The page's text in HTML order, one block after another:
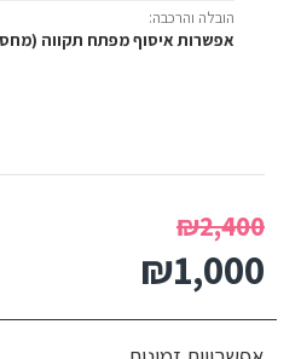
הכוורת משלימה את השולחן
מקום נוסף בחדר.
שתי מגירות רחבות על מסילות
חלקה – מקום נוח לצרכי התלמיד:
מוגן מפני רטיבות –
₪1,000
₪2,400
הובלה והרכבה:
אפשרות איסוף מפתח תקווה